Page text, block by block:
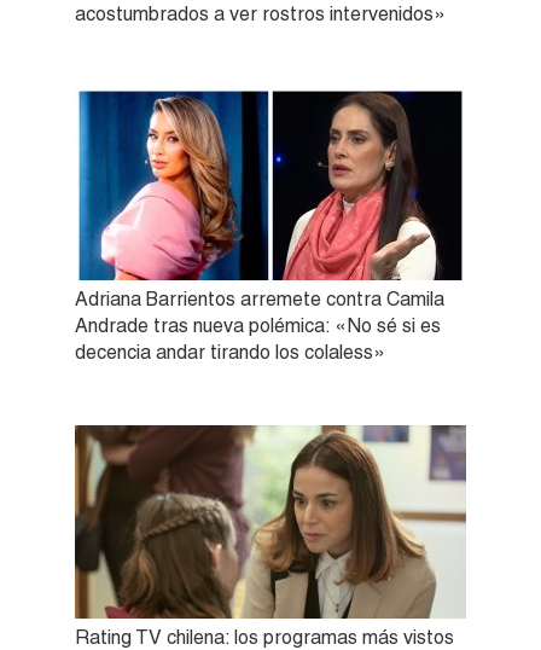
acostumbrados a ver rostros intervenidos»
Adriana Barrientos arremete contra Camila
Andrade tras nueva polémica: «No sé si es
decencia andar tirando los colaless»
Rating TV chilena: los programas más vistos